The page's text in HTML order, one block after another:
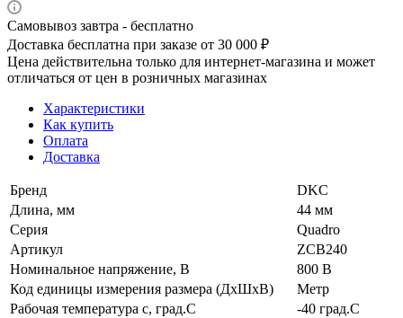
Самовывоз завтра - бесплатно
Доставка бесплатна при заказе от 30 000 ₽
Цена действительна только для интернет-магазина и может
отличаться от цен в розничных магазинах
Характеристики
Как купить
Оплата
Доставка
Бренд
DKC
Длина, мм
44 мм
Серия
Quadro
Артикул
ZCB240
Номинальное напряжение, В
800 В
Код единицы измерения размера (ДхШхВ)
Метр
Рабочая температура с, град.C
-40 град.C